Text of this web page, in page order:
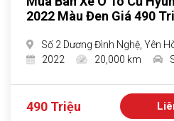
2022 Màu Đen Giá 490
Số 2 Dương Đình Nghệ, Yên
2022
20,000 km
490 Triệu